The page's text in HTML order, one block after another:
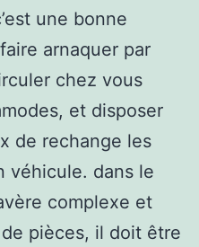
une bonne
arnaquer par
chez vous
et disposer
de rechange les
véhicule. dans le
complexe et
pièces, il doit être